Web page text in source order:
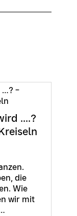
....?
die
Wie
wir mit